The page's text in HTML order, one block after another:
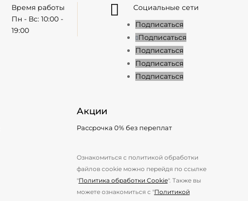
Время работы
Пн - Вс: 10:00 -
19:00

Социальные сети
Подписаться
Подписаться
Подписаться
Подписаться
Подписаться
Акции
Рассрочка 0% без переплат
Ознакомиться с политикой обработки
файлов cookie можно перейдя по ссылке
"Политика обработки Cookie". Также вы
можете ознакомиться с "Политикой